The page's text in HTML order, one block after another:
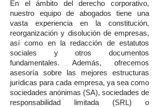
En el ámbito del derecho corporativo,
nuestro equipo de abogados tiene una
vasta experiencia en la constitución,
reorganización y disolución de empresas,
así como en la redacción de estatutos
sociales y otros documentos
fundamentales. Además, ofrecemos
asesoría sobre las mejores estructuras
jurídicas para cada empresa, ya sea como
sociedades anónimas (SA), sociedades de
responsabilidad limitada (SRL) o